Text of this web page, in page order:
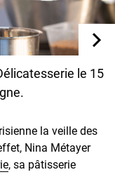
le 15
la veille des
Nina Métayer
, sa pâtisserie